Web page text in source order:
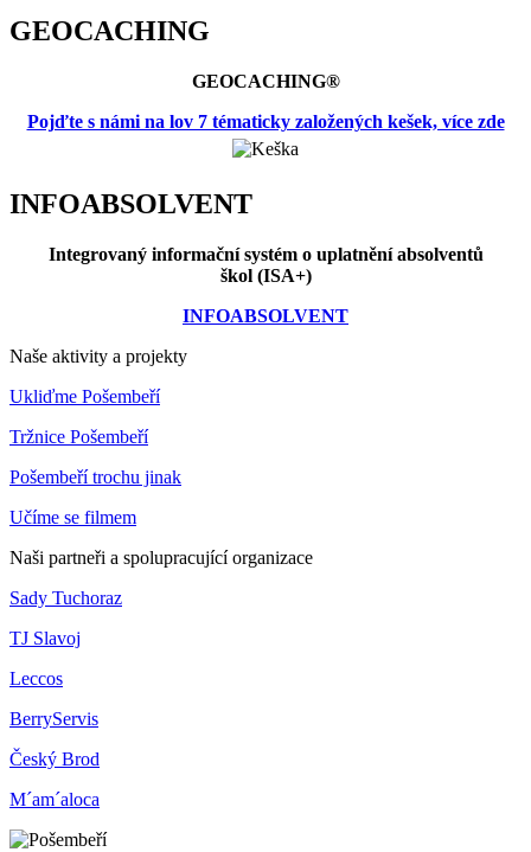
GEOCACHING
GEOCACHING®
Pojďte s námi na lov 7 tématicky založených kešek, více zde
INFOABSOLVENT
Integrovaný informační systém o uplatnění absolventů
škol (ISA+)
INFOABSOLVENT
Naše aktivity a projekty
Ukliďme Pošembeří
Tržnice Pošembeří
Pošembeří trochu jinak
Učíme se filmem
Naši partneři a spolupracující organizace
Sady Tuchoraz
TJ Slavoj
Leccos
BerryServis
Český Brod
M´am´aloca